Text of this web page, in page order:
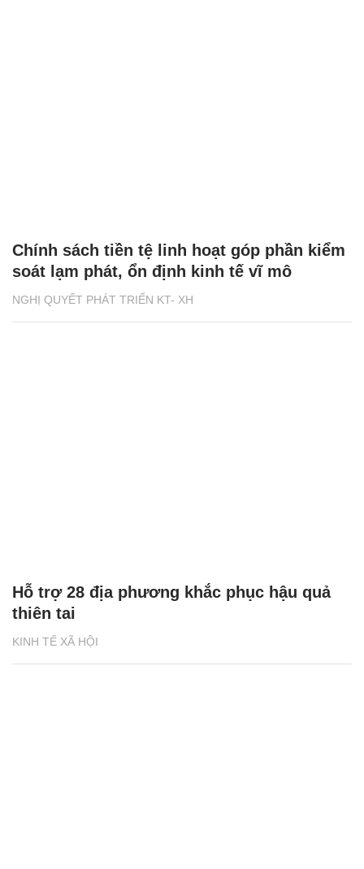
NGHỊ QUYẾT PHÁT TRIỂN KT- XH
Chính sách tiền tệ linh hoạt góp phần kiểm
soát lạm phát, ổn định kinh tế vĩ mô
KINH TẾ XÃ HỘI
Hỗ trợ 28 địa phương khắc phục hậu quả
thiên tai